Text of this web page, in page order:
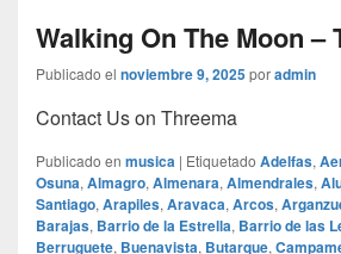
Walking On The Moon –
Publicado el noviembre 9, 2025poradmin
Contact Us on Threema
Publicado en musica | Etiquetado Adelfas,
Osuna, Almagro, Almenara, Almendrales,
Santiago, Arapiles, Aravaca, Arcos,
Barajas, Barrio de la Estrella, Barrio de las
Berruguete, Buenavista, Butarque,